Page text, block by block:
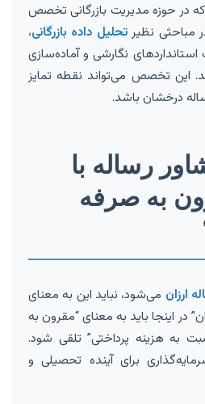
در حوزه مدیریت بازرگانی تخصص
مباحثی نظیرتحلیل داده بازرگانی،
نگارشی و آماده‌سازی
این تخصص می‌تواند نقطه تمایز
درخشان باشد.
رساله با
به صرفه
ارزان می‌شود، نباید این به معنای
در اینجا باید به معنای “مقرون به
به هزینه پرداختی” تلقی شود.
برای آینده تحصیلی و